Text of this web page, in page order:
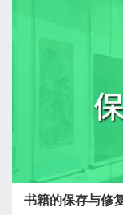
书籍的保存与修